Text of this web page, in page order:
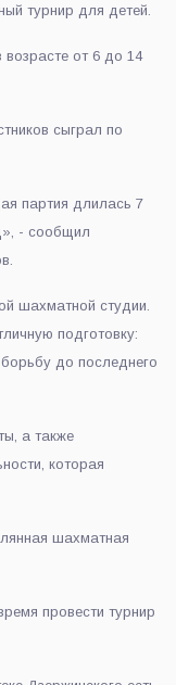
турнир для детей.
возрасте от 6 до 14
сыграл по
партия длилась 7
- сообщил
шахматной студии.
подготовку:
до последнего
а также
которая
шахматная
провести турнир